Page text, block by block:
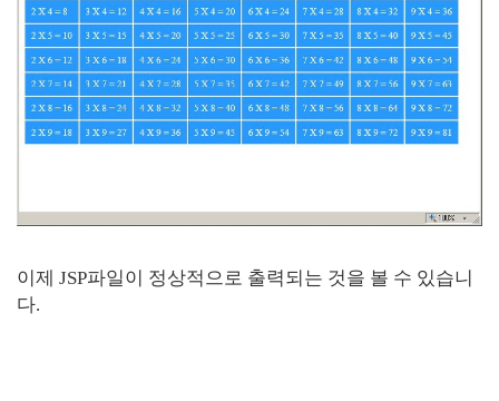
이제 JSP파일이 정상적으로 출력되는 것을 볼 수 있습니
다.